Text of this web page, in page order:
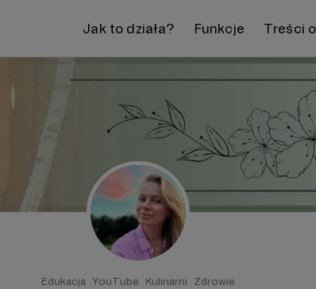
Jak to działa? Funkcje Treści
Edukacja YouTube Kulinarni Zdrowie